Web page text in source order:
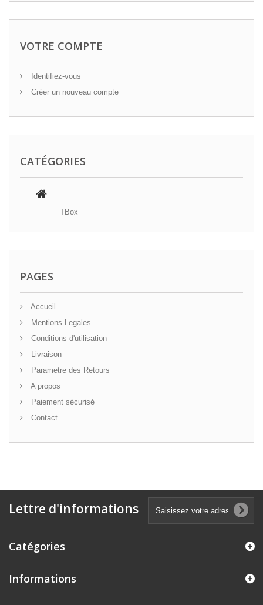
VOTRE COMPTE
Identifiez-vous
Créer un nouveau compte
CATÉGORIES
TBox
PAGES
Accueil
Mentions Legales
Conditions d'utilisation
Livraison
Parametre des Retours
A propos
Paiement sécurisé
Contact
Lettre d'informations
Catégories
Informations